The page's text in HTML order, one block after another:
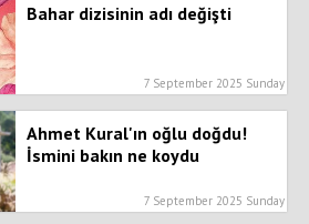
Bahar dizisinin adı değişti
7 September 2025 Sunday
Ahmet Kural'ın oğlu doğdu!
İsmini bakın ne koydu
7 September 2025 Sunday